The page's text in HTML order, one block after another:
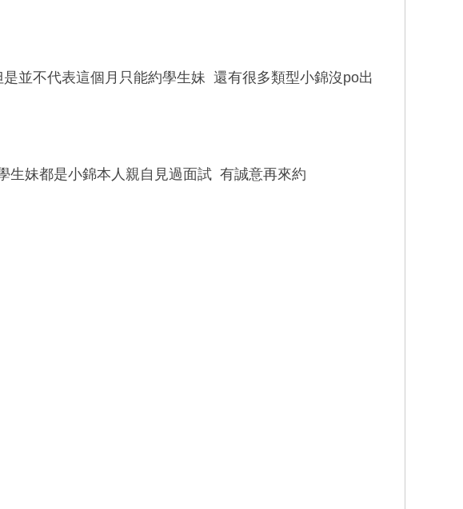
並不代表這個月只能約學生妹 還有很多類型小錦沒po出
生妹都是小錦本人親自見過面試 有誠意再來約